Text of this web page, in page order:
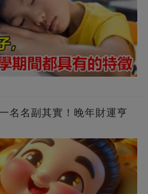
名名副其實！晚年財運亨